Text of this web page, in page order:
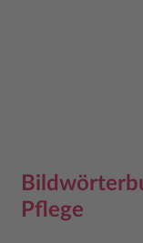
Pflege